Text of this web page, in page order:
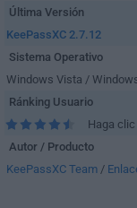
Última Versión
KeePassXC 2.7.12
Sistema Operativo
Windows Vista /
Ránking Usuario
Haga
Autor / Producto
KeePassXC Team /